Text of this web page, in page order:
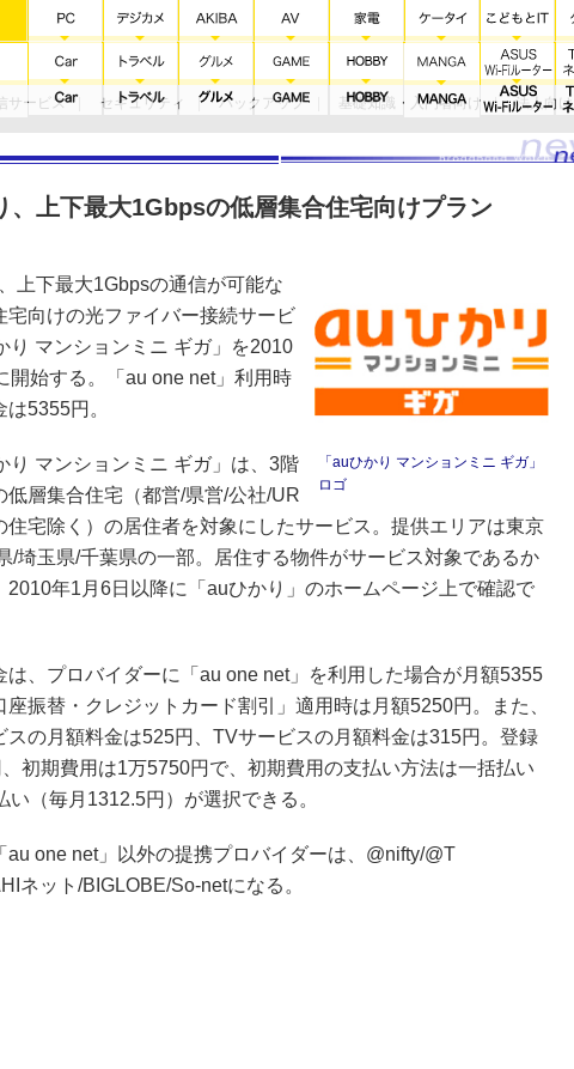
サービス セキュリティ バックアップ 基礎知識・入門者向け 法人向け
、上下最大1Gbpsの低層集合住宅向けプラン
「auひかり マンションミニ ギガ」
ロゴ
上下最大1Gbpsの通信が可能な
宅向けの光ファイバー接続サービ
り マンションミニ ギガ」を2010
開始する。「au one net」利用時
5355円。
マンションミニ ギガ」は、3階
低層集合住宅（都営/県営/公社/UR
住宅除く）の居住者を対象にしたサービス。提供エリアは東京
/埼玉県/千葉県の一部。居住する物件がサービス対象であるか
2010年1月6日以降に「auひかり」のホームページ上で確認で
、プロバイダーに「au one net」を利用した場合が月額5355
座振替・クレジットカード割引」適用時は月額5250円。また、
スの月額料金は525円、TVサービスの月額料金は315円。登録
初期費用は1万5750円で、初期費用の支払い方法は一括払い
い（毎月1312.5円）が選択できる。
one net」以外の提携プロバイダーは、@nifty/@T
ネット/BIGLOBE/So-netになる。